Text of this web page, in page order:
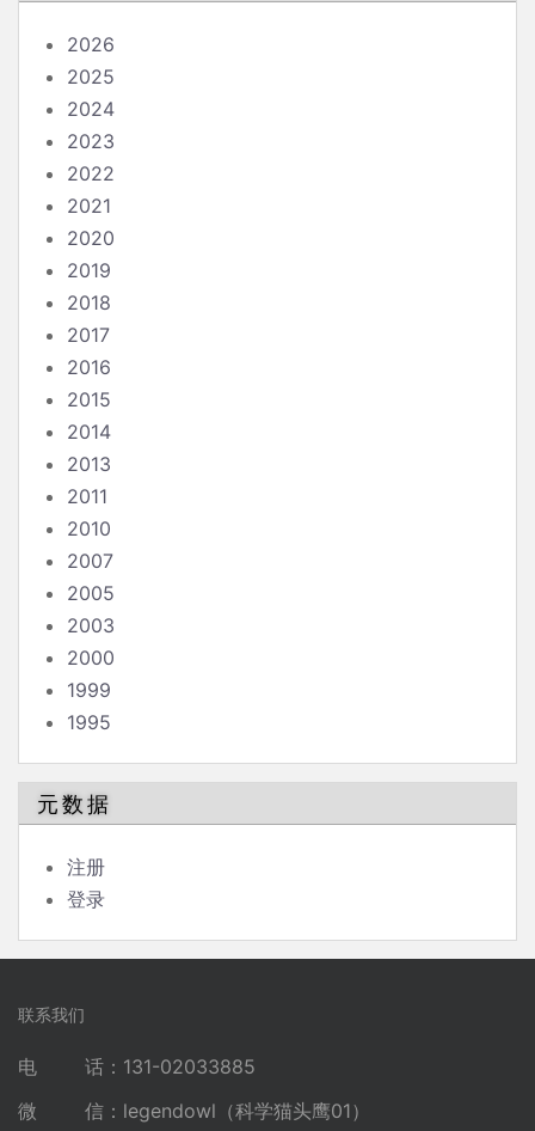
2026
2025
2024
2023
2022
2021
2020
2019
2018
2017
2016
2015
2014
2013
2011
2010
2007
2005
2003
2000
1999
1995
元数据
注册
登录
联系我们
电 话：131-02033885
微 信：legendowl（科学猫头鹰01）